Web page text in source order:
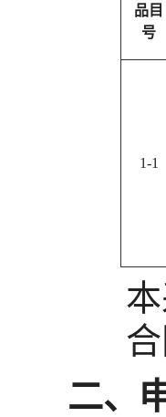
品目
号
1-1
二、